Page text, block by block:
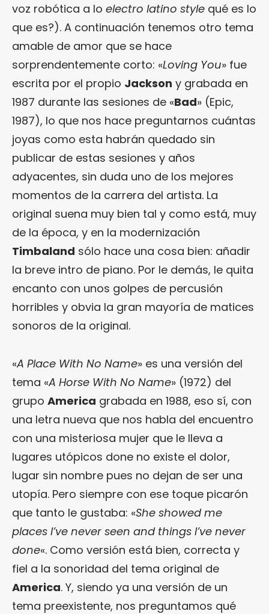
voz robótica a lo electro latino style qué es lo
que es?). A continuación tenemos otro tema
amable de amor que se hace
sorprendentemente corto: «Loving You» fue
escrita por el propio Jackson y grabada en
1987 durante las sesiones de «Bad» (Epic,
1987), lo que nos hace preguntarnos cuántas
joyas como esta habrán quedado sin
publicar de estas sesiones y años
adyacentes, sin duda uno de los mejores
momentos de la carrera del artista. La
original suena muy bien tal y como está, muy
de la época, y en la modernización
Timbaland sólo hace una cosa bien: añadir
la breve intro de piano. Por le demás, le quita
encanto con unos golpes de percusión
horribles y obvia la gran mayoría de matices
sonoros de la original.
«A Place With No Name» es una versión del
tema «A Horse With No Name» (1972) del
grupo America grabada en 1988, eso sí, con
una letra nueva que nos habla del encuentro
con una misteriosa mujer que le lleva a
lugares utópicos done no existe el dolor,
lugar sin nombre pues no dejan de ser una
utopía. Pero siempre con ese toque picarón
que tanto le gustaba: «She showed me
places I’ve never seen and things I’ve never
done«. Como versión está bien, correcta y
fiel a la sonoridad del tema original de
America. Y, siendo ya una versión de un
tema preexistente, nos preguntamos qué